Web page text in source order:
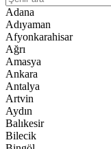
Adana
Adıyaman
Afyonkarahisar
Ağrı
Amasya
Ankara
Antalya
Artvin
Aydın
Balıkesir
Bilecik